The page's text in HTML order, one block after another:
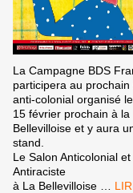
La Campagne BDS
participera au prochain
anti-colonial organisé
15 février prochain à la
Bellevilloise et y aura
stand.
Le Salon Anticolonial et
Antiraciste
à La Bellevilloise
LA